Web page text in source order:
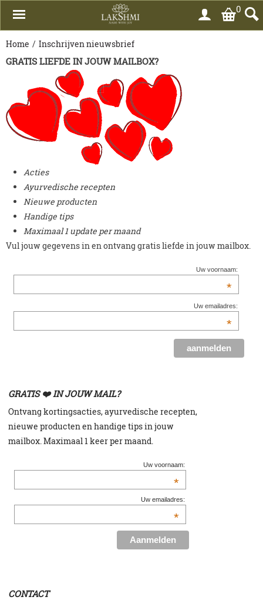
0
Home / Inschrijven nieuwsbrief
GRATIS LIEFDE IN JOUW MAILBOX?
Acties
Ayurvedische recepten
Nieuwe producten
Handige tips
Maximaal 1 update per maand
Vul jouw gegevens in en ontvang gratis liefde in jouw mailbox.
Uw voornaam:
*
Uw emailadres:
*
GRATIS ❤️ IN JOUW MAIL?
Ontvang kortingsacties, ayurvedische recepten,
nieuwe producten en handige tips in jouw
mailbox. Maximaal 1 keer per maand.
Uw voornaam:
*
Uw emailadres:
*
CONTACT